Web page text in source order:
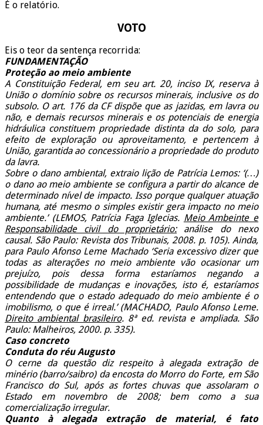
É o relatório.
VOTO
Eis o teor da sentença recorrida:
FUNDAMENTAÇÃO
Proteção ao meio ambiente
A Constituição Federal, em seu art. 20, inciso IX, reserva à
União o domínio sobre os recursos minerais, inclusive os do
subsolo. O art. 176 da CF dispõe que as jazidas, em lavra ou
não, e demais recursos minerais e os potenciais de energia
hidráulica constituem propriedade distinta da do solo, para
efeito de exploração ou aproveitamento, e pertencem à
União, garantida ao concessionário a propriedade do produto
da lavra.
Sobre o dano ambiental, extraio lição de Patrícia Lemos: ‘(…)
o dano ao meio ambiente se configura a partir do alcance de
determinado nível de impacto. Isso porque qualquer atuação
humana, até mesmo o simples existir gera impacto no meio
ambiente.’ (LEMOS, Patrícia Faga Iglecias. Meio Ambeinte e
Responsabilidade civil do proprietário:análise do nexo
causal. São Paulo: Revista dos Tribunais, 2008. p. 105). Ainda,
para Paulo Afonso Leme Machado ‘Seria excessivo dizer que
todas as alterações no meio ambiente vão ocasionar um
prejuízo, pois dessa forma estaríamos negando a
possibilidade de mudanças e inovações, isto é, estaríamos
entendendo que o estado adequado do meio ambiente é o
imobilismo, o que é irreal.’ (MACHADO, Paulo Afonso Leme.
Direito ambiental brasileiro. 8ª ed. revista e ampliada. São
Paulo: Malheiros, 2000. p. 335).
Caso concreto
Conduta do réu Augusto
O cerne da questão diz respeito à alegada extração de
minério (barro/saibro) da encosta do Morro do Forte, em São
Francisco do Sul, após as fortes chuvas que assolaram o
Estado em novembro de 2008; bem como a sua
comercialização irregular.
Quanto à alegada extração de material, é fato